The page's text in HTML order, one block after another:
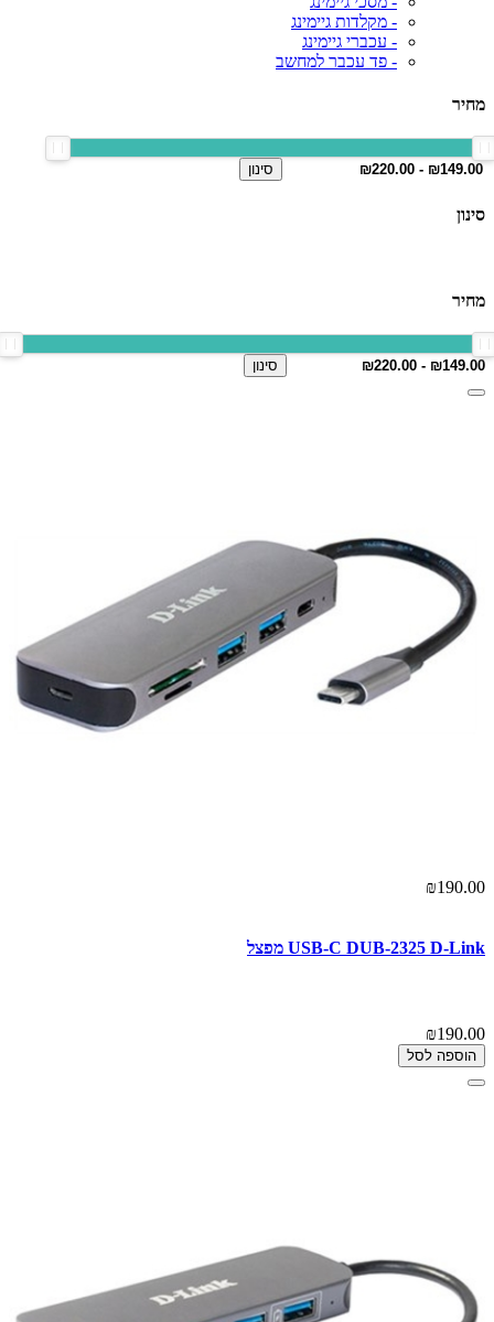
- מקלדות גיימינג
- עכברי גיימינג
- פד עכבר למחשב
מחיר
סינון
סינון
מחיר
סינון
₪190.00
USB-C DUB-2325 D-Link מפצל
₪190.00
הוספה לסל